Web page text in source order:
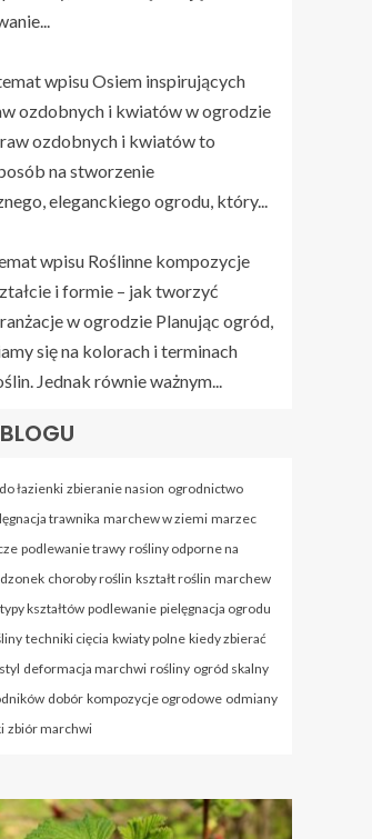
wpisuOsiem inspirujących
ozdobnych i kwiatów w ogrodzie
ozdobnych i kwiatów to
na stworzenie
eleganckiego ogrodu, który...
wpisu Roślinne kompozycje
i formie – jak tworzyć
w ogrodzie Planując ogród,
się na kolorach i terminach
Jednak równie ważnym...
łazienkizbieranie nasion ogrodnictwo
trawnika marchew w ziemi marzec
podlewanie trawy rośliny odporne na
choroby roślin kształt roślin marchew
typy kształtów podlewanie pielęgnacja ogrodu
techniki cięcia kwiaty polne kiedy zbierać
deformacja marchwi rośliny ogród skalny
dobór kompozycje ogrodowe odmiany
zbiór marchwi